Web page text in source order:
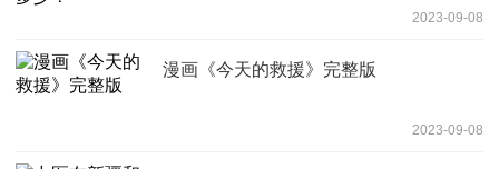
2023-09-08
漫画《今天的救援》完整版
2023-09-08